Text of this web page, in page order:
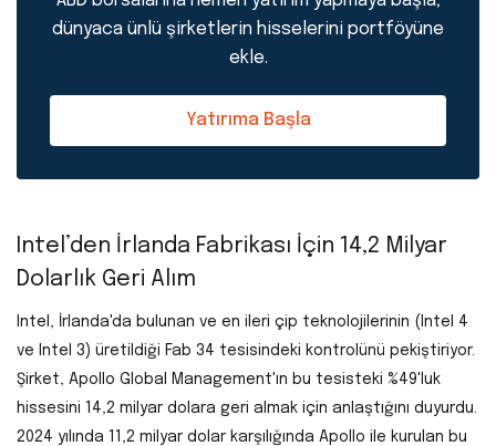
dünyaca ünlü şirketlerin hisselerini portföyüne
ekle.
Yatırıma Başla
Intel’den İrlanda Fabrikası İçin 14,2 Milyar
Dolarlık Geri Alım
Intel, İrlanda'da bulunan ve en ileri çip teknolojilerinin (Intel 4
ve Intel 3) üretildiği Fab 34 tesisindeki kontrolünü pekiştiriyor.
Şirket, Apollo Global Management'ın bu tesisteki %49'luk
hissesini 14,2 milyar dolara geri almak için anlaştığını duyurdu.
2024 yılında 11,2 milyar dolar karşılığında Apollo ile kurulan bu